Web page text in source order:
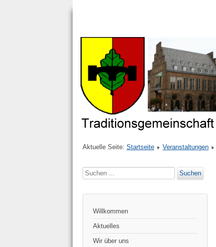
Aktuelle Seite: Startseite Veranstaltungen
Suchen
Suchen
Willkommen
Aktuelles
Wir über uns